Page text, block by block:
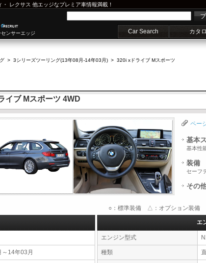
・ レクサス 他エッジなプレミア車情報満載！
ンサーエッジ Car Search カタ
> 3シリーズツーリング(13年08月-14年03月) > 320i xドライブ Mスポーツ
イブ Mスポーツ 4WD
ペー
基本
基本性
装備
セーフ
その
○：標準装備 △：オプション装備 -
～14年03月
エ
エンジン型式
種類